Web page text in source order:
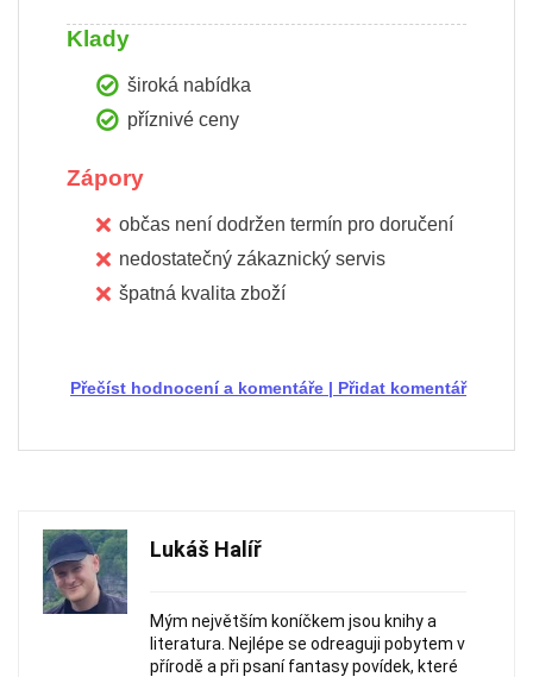
Klady
široká nabídka
příznivé ceny
Zápory
občas není dodržen termín pro doručení
nedostatečný zákaznický servis
špatná kvalita zboží
Přidat komentář
|
Přečíst hodnocení a komentáře
Lukáš Halíř
Mým největším koníčkem jsou knihy a
literatura. Nejlépe se odreaguji pobytem v
přírodě a při psaní fantasy povídek, které